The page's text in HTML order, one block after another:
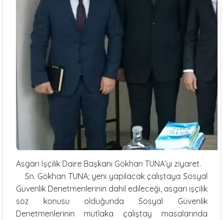
Asgari İşçilik Daire Başkanı Gökhan TUNA’yı ziyaret.
Sn. Gökhan TUNA; yeni yapılacak çalıştaya Sosyal
Güvenlik Denetmenlerinin dahil edileceği, asgari işçilik
söz konusu olduğunda Sosyal Güvenlik
Denetmenlerinin mutlaka çalıştay masalarında